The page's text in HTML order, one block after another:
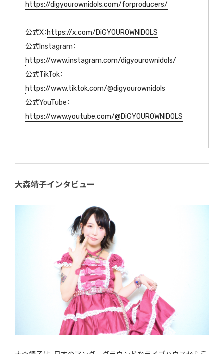
https://digyourownidols.com/forproducers/
公式X： https://x.com/DiGYOUROWNIDOLS
公式Instagram：
https://www.instagram.com/digyourownidols/
公式TikTok：
https://www.tiktok.com/@digyourownidols
公式YouTube：
https://www.youtube.com/@DiGYOUROWNIDOLS
大森靖子インタビュー